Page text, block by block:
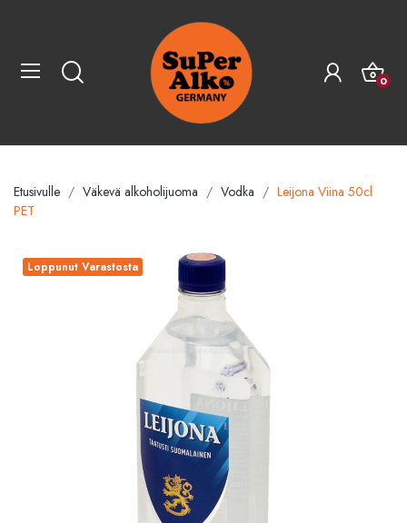
0
Etusivulle Väkevä alkoholijuoma Vodka
Leijona Viina 50cl
PET
Loppunut Varastosta